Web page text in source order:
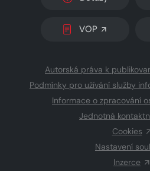
VOP
Autorská práva k
Podmínky pro užívání služby
Informace o zpracování
Jednotná
Cookies
Nastavení
Inzerce